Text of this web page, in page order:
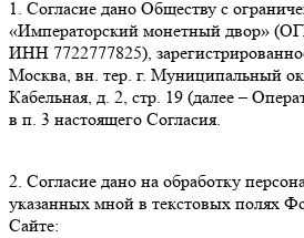
1. Согласие дано Обществу с
«Императорский монетный двор»
ИНН 7722777825),
Москва, вн. тер. г. Муниципальный
Кабельная, д. 2, стр. 19 (далее –
в п. 3 настоящего Согласия.
2. Согласие дано на обработку
указанных мной в текстовых полях
Сайте: